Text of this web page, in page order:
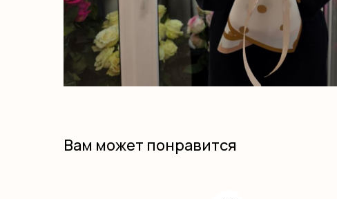
Вам может понравится